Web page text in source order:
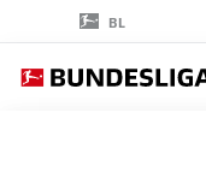
BL